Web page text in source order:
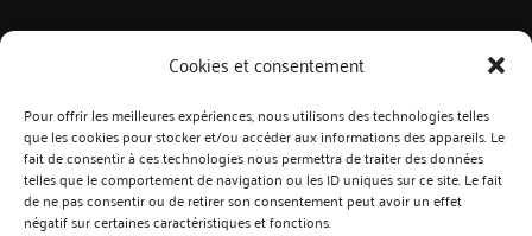
Cookies et consentement
Pour offrir les meilleures expériences, nous utilisons des technologies telles
que les cookies pour stocker et/ou accéder aux informations des appareils. Le
fait de consentir à ces technologies nous permettra de traiter des données
telles que le comportement de navigation ou les ID uniques sur ce site. Le fait
de ne pas consentir ou de retirer son consentement peut avoir un effet
négatif sur certaines caractéristiques et fonctions.